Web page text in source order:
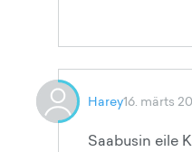
Harey16. märts
Saabusin eile